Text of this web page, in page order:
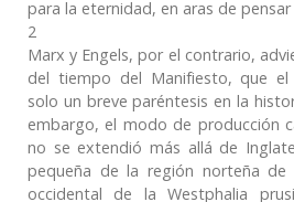
para la eternidad, en aras de
2
Marx y Engels, por el contrario,
del tiempo del Manifiesto, que el
solo un breve paréntesis en la
embargo, el modo de producción
no se extendió más allá de
pequeña de la región norteña
occidental de la Westphalia